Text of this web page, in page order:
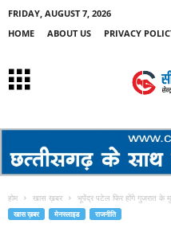
FRIDAY, AUGUST 7, 2026
HOME
ABOUT US PRIVACY
होम खास ख़बर भूपेंद्र पटेल फिर होंगे गुजरात के
खास ख़बर मेनस्लाइड राजनीति